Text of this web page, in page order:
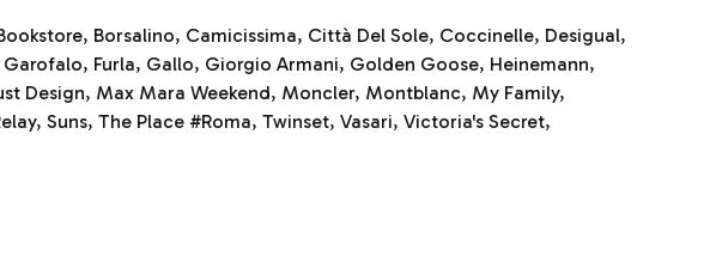
Borsalino, Camicissima, Città Del Sole, Coccinelle, Desigual,
Furla, Gallo, Giorgio Armani, Golden Goose, Heinemann,
Design, Max Mara Weekend, Moncler, Montblanc, My Family,
Suns, The Place #Roma, Twinset, Vasari, Victoria's Secret,